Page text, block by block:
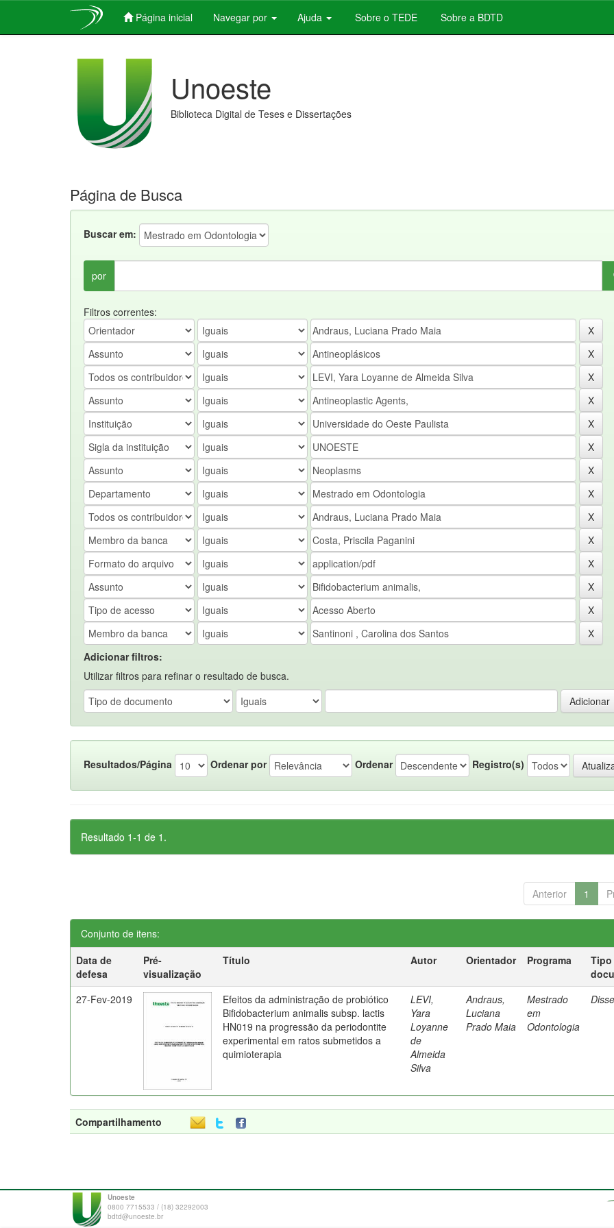
Página inicial Navegar por Ajuda Sobre o TEDE Sobre a BDTD
Unoeste
Biblioteca Digital de Teses e Dissertações
Página de Busca
Buscar em:
por
Filtros correntes:
Adicionar filtros:
Utilizar filtros para refinar o resultado de busca.
Resultados/Página Ordenar por Ordenar Registro(s)
Resultado 1-1 de 1.
Anterior 1
Conjunto de itens:
Data de
defesa
Pré-
visualização
Título Autor Orientador Programa
Tipo
27-Fev-2019
Efeitos da administração de probiótico
Bifidobacterium animalis subsp. lactis
HN019 na progressão da periodontite
experimental em ratos submetidos a
quimioterapia
LEVI,
Yara
Loyanne
de
Almeida
Silva
Andraus,
Luciana
Prado Maia
Mestrado
em
Odontologia
Compartilhamento
Unoeste
0800 7715533 / (18) 32292003
bdtd@unoeste.br